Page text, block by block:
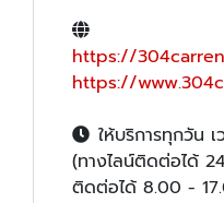
https://
https://
ให้บริการทุกวัน
(ทางไลน์ติดต่อได้
ติดต่อได้ 8.00 -